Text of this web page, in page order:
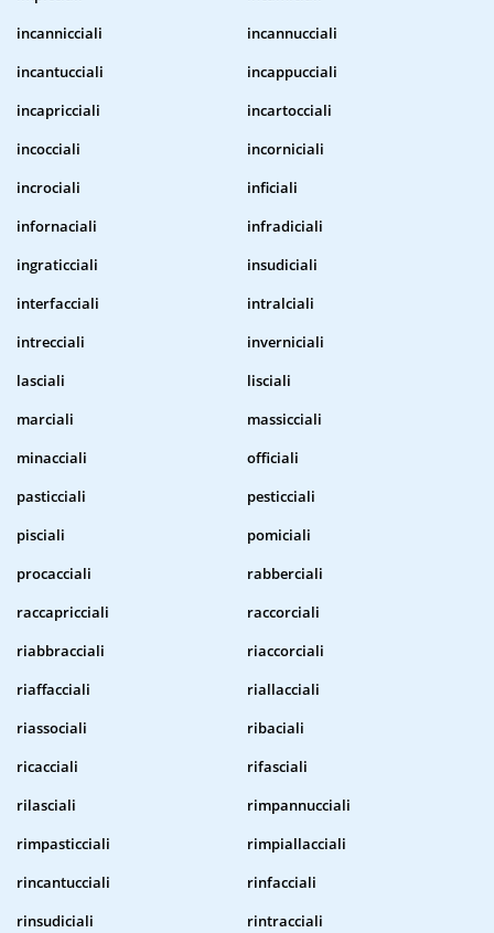
incannicciali
incannucciali
incantucciali
incappucciali
incapricciali
incartocciali
incocciali
incorniciali
incrociali
inficiali
infornaciali
infradiciali
ingraticciali
insudiciali
interfacciali
intralciali
intrecciali
inverniciali
lasciali
lisciali
marciali
massicciali
minacciali
officiali
pasticciali
pesticciali
pisciali
pomiciali
procacciali
rabberciali
raccapricciali
raccorciali
riabbracciali
riaccorciali
riaffacciali
riallacciali
riassociali
ribaciali
ricacciali
rifasciali
rilasciali
rimpannucciali
rimpasticciali
rimpiallacciali
rincantucciali
rinfacciali
rinsudiciali
rintracciali